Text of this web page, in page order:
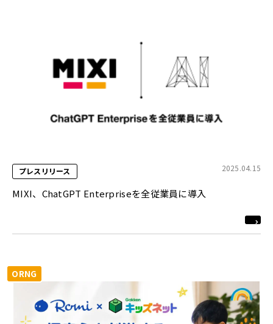
プレスリリース 2025.04.15
MIXI、ChatGPT Enterpriseを全従業員に導入
ORNG